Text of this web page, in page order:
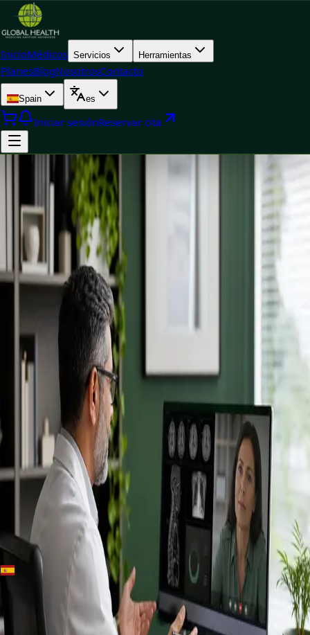
InicioMédicos Servicios Herramientas
PlanesBlogNosotrosContacto
Spain es
Iniciar sesiónReservar cita
++
Spain · Especialistas
Conoce a
nuestros
registrados